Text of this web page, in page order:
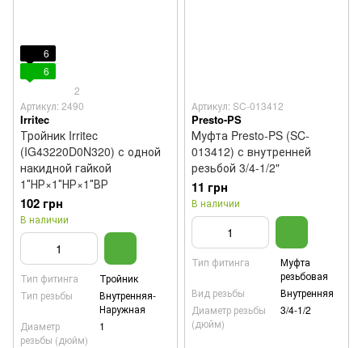
6
6
2
Артикул: 2490
Irritec
Тройник Irritec
(IG43220D0N320) с одной
накидной гайкой
1″НР×1″НР×1″ВР
102 грн
В наличии
Тип фитинга
Тройник
Тип резьбы
Внутренняя-
Наружная
Диаметр
резьбы (дюйм)
1
Артикул: SC-013412
Presto-PS
Муфта Presto-PS (SC-
013412) с внутренней
резьбой 3/4-1/2"
11 грн
В наличии
Тип фитинга
Муфта
резьбовая
Вид резьбы
Внутренняя
Диаметр резьбы
(дюйм)
3/4-1/2